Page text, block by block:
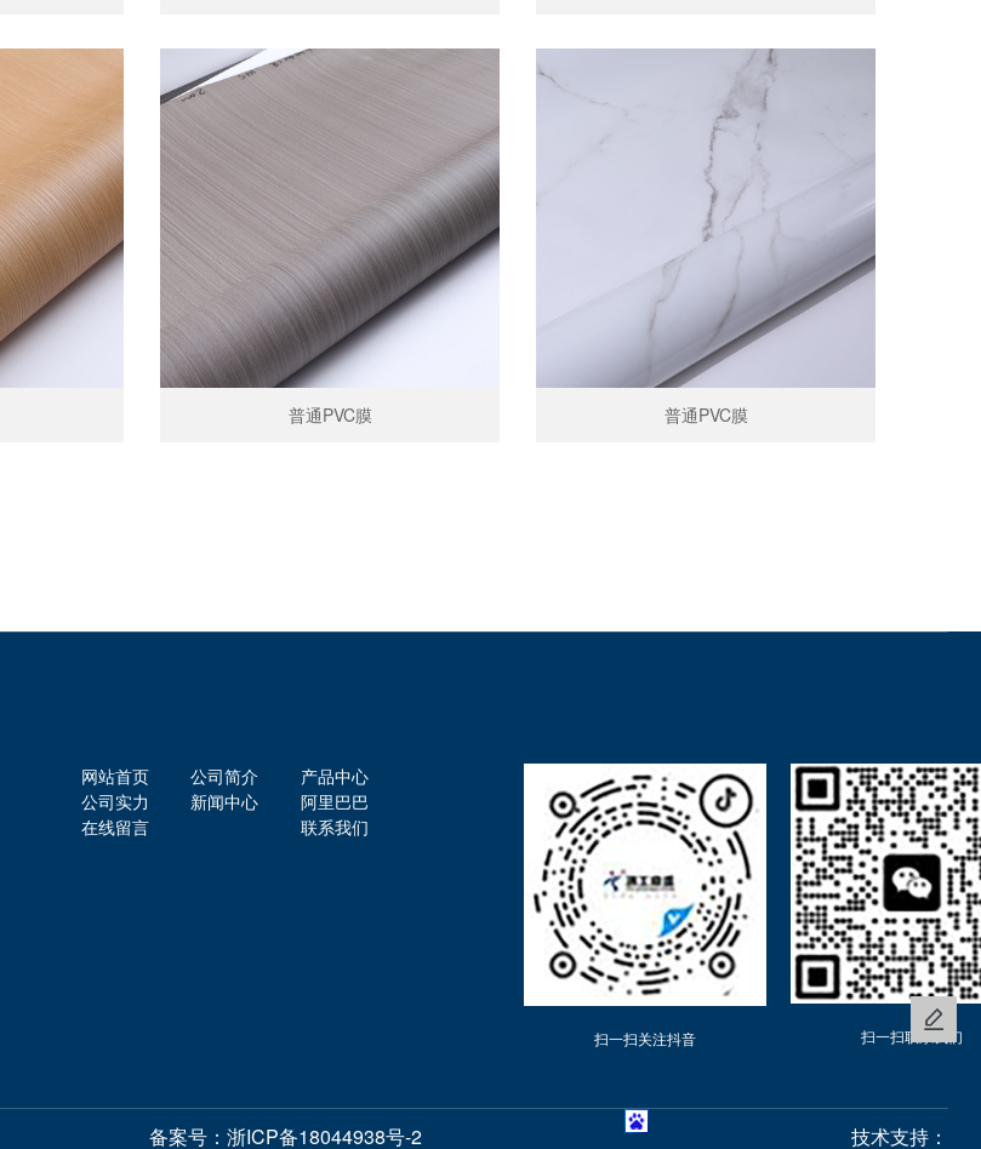
普通PVC膜 普通PVC膜
网站首页 公司简介
产品中心
公司实力
新闻中心
阿里巴巴
在线留言
联系我们
扫一扫关注抖音 扫一扫联系我们
备案号： 浙ICP备18044938号-2 技术支持：